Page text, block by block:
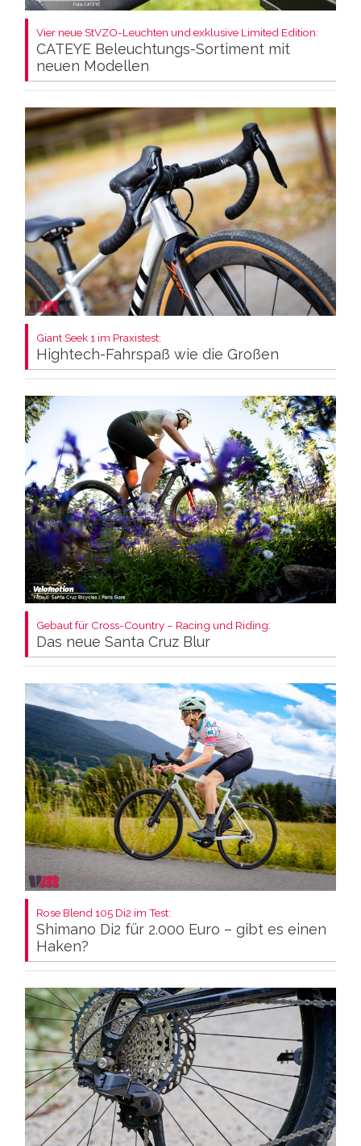
Vier neue StVZO-Leuchten und exklusive Limited Edition:
CATEYE Beleuchtungs-Sortiment mit
neuen Modellen
Giant Seek 1 im Praxistest:
Hightech-Fahrspaß wie die Großen
Gebaut für Cross-Country – Racing und Riding:
Das neue Santa Cruz Blur
Rose Blend 105 Di2 im Test:
Shimano Di2 für 2.000 Euro – gibt es einen
Haken?